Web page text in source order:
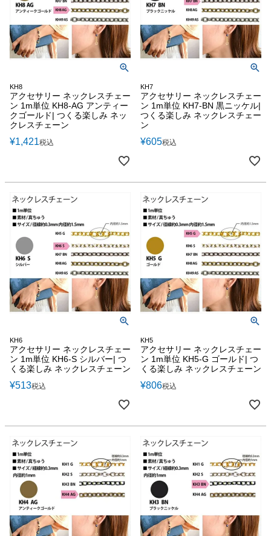
KH8
アクセサリー ネックレスチェー
ン 1m単位 KH8-AG アンティー
クゴールド| つくる楽しみ ネッ
クレスチェーン
¥1,421税込
KH7
アクセサリー ネックレスチェー
ン 1m単位 KH7-BN 黒ニッケル|
つくる楽しみ ネックレスチェー
ン
¥605税込
KH6
アクセサリー ネックレスチェー
ン 1m単位 KH6-S シルバー| つ
くる楽しみ ネックレスチェーン
¥513税込
KH5
アクセサリー ネックレスチェー
ン 1m単位 KH5-G ゴールド| つ
くる楽しみ ネックレスチェーン
¥806税込